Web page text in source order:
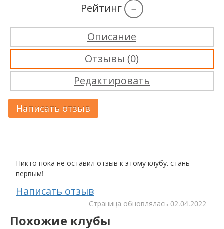
Рейтинг –
Описание
Отзывы (0)
Редактировать
Написать отзыв
Никто пока не оставил отзыв к этому клубу, стань
первым!
Написать отзыв
Cтраница обновлялась 02.04.2022
Похожие клубы